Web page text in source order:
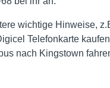
wichtige Hinweise,
Telefonkarte
nach Kingstown